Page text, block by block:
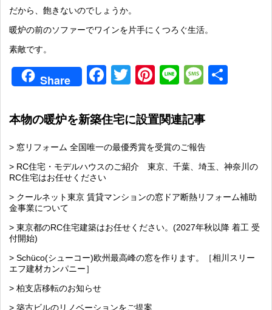
だから、飽きないのでしょうか。
暖炉の前のソファーでワインを片手にくつろぐ生活。
素敵です。
Share Facebook
TwitterPinterest
Line
本物の暖炉を新築住宅に設置関連記事
> 窓リフォーム 全国唯一の最優秀賞を受賞のご報告
> RC住宅・モデルハウスのご紹介 東京、千葉、埼玉、神奈川の
RC住宅はお任せください
> クールネット東京 賃貸マンションの窓ドア断熱リフォーム補助
金事業について
> 東京都のRC住宅建築はお任せください。(2027年秋以降 着工 受
付開始)
> Schüco(シューコー)欧州最高峰の窓を作ります。［相川スリー
エフ建材カンパニー］
> 柏支店移転のお知らせ
> 築古ビルのリノベーションをご提案